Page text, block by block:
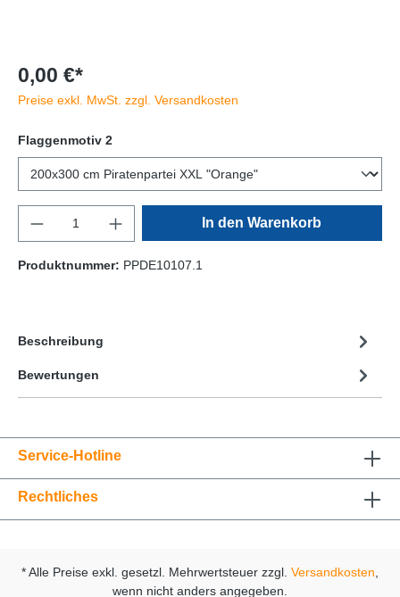
0,00 €*
Preise exkl. MwSt. zzgl. Versandkosten
Flaggenmotiv 2
In den Warenkorb
Produktnummer: PPDE10107.1
Beschreibung
Bewertungen
Service-Hotline
Rechtliches
* Alle Preise exkl. gesetzl. Mehrwertsteuer zzgl. Versandkosten
wenn nicht anders angegeben.